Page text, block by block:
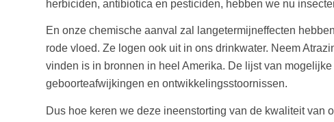
herbiciden, antibiotica en pesticiden, hebben we nu
En onze chemische aanval zal langetermijneffecten
rode vloed. Ze logen ook uit in ons drinkwater. Neem
vinden is in bronnen in heel Amerika. De lijst van
geboorteafwijkingen en ontwikkelingsstoornissen.
Dus hoe keren we deze ineenstorting van de kwaliteit van